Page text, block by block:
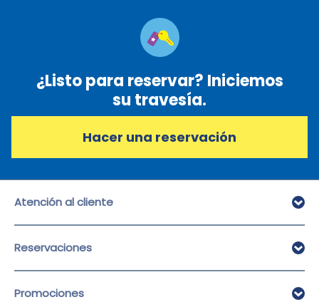
¿Listo para reservar? Iniciemos
su travesía.
Hacer una reservación
Atención al cliente
Preguntas frecuentes
Facturación
Reservaciones
Ver/Cancelar una reservación
Promociones